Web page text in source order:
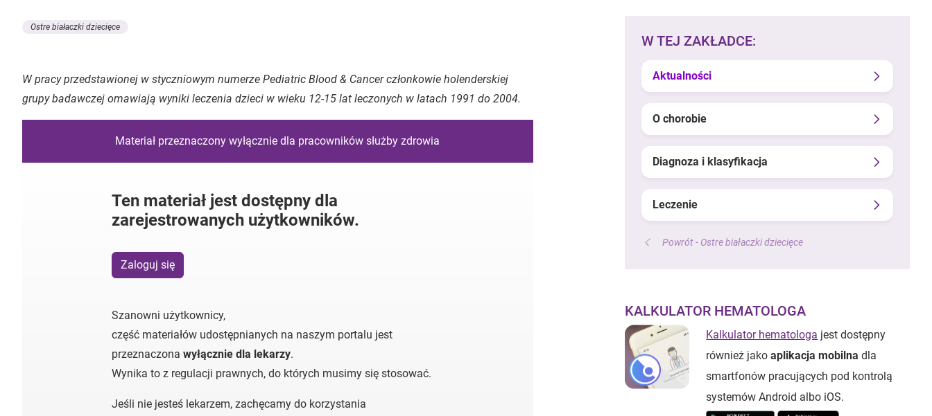
Ostre białaczki dziecięce
W pracy przedstawionej w styczniowym numerze Pediatric Blood & Cancer członkowie holenderskiej
grupy badawczej omawiają wyniki leczenia dzieci w wieku 12-15 lat leczonych w latach 1991 do 2004.
Materiał przeznaczony wyłącznie dla pracowników służby zdrowia
Ten materiał jest dostępny dla
zarejestrowanych użytkowników.
Zaloguj się
Szanowni użytkownicy,
część materiałów udostępnianych na naszym portalu jest
przeznaczona wyłącznie dla lekarzy.
Wynika to z regulacji prawnych, do których musimy się stosować.
Jeśli nie jesteś lekarzem, zachęcamy do korzystania
W TEJ ZAKŁADCE:
Aktualności
O chorobie
Diagnoza i klasyfikacja
Leczenie
Powrót - Ostre białaczki dziecięce
KALKULATOR HEMATOLOGA
Kalkulator hematologa jest dostępny
również jakoaplikacja mobilna dla
smartfonów pracujących pod kontrolą
systemów Android albo iOS.